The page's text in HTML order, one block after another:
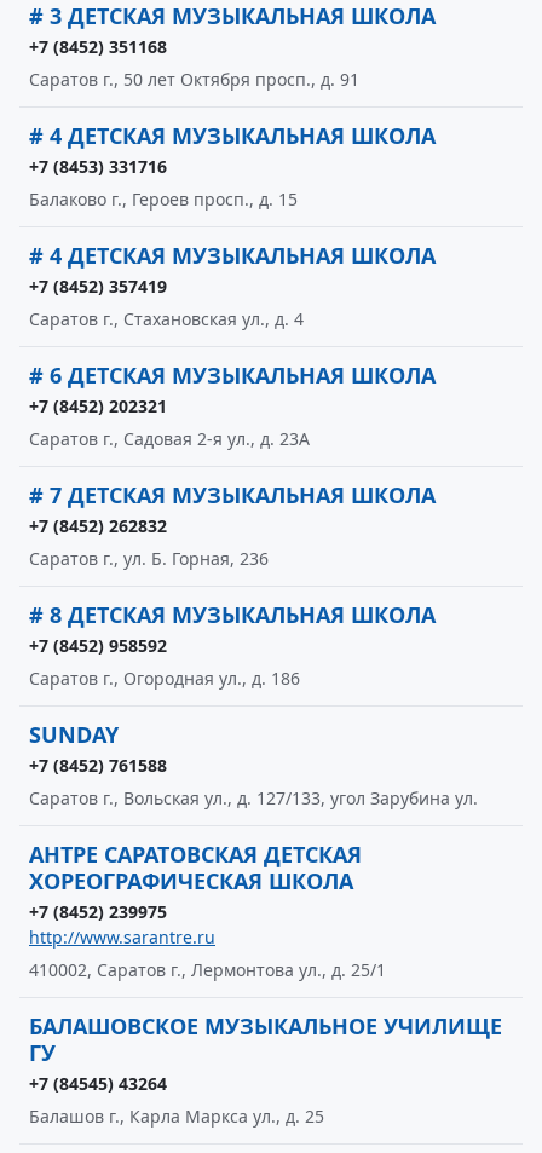
# 3 ДЕТСКАЯ МУЗЫКАЛЬНАЯ ШКОЛА
+7 (8452) 351168
Саратов г., 50 лет Октября просп., д. 91
# 4 ДЕТСКАЯ МУЗЫКАЛЬНАЯ ШКОЛА
+7 (8453) 331716
Балаково г., Героев просп., д. 15
# 4 ДЕТСКАЯ МУЗЫКАЛЬНАЯ ШКОЛА
+7 (8452) 357419
Саратов г., Стахановская ул., д. 4
# 6 ДЕТСКАЯ МУЗЫКАЛЬНАЯ ШКОЛА
+7 (8452) 202321
Саратов г., Садовая 2-я ул., д. 23А
# 7 ДЕТСКАЯ МУЗЫКАЛЬНАЯ ШКОЛА
+7 (8452) 262832
Саратов г., ул. Б. Горная, 236
# 8 ДЕТСКАЯ МУЗЫКАЛЬНАЯ ШКОЛА
+7 (8452) 958592
Саратов г., Огородная ул., д. 186
SUNDAY
+7 (8452) 761588
Саратов г., Вольская ул., д. 127/133, угол Зарубина ул.
АНТРЕ САРАТОВСКАЯ ДЕТСКАЯ
ХОРЕОГРАФИЧЕСКАЯ ШКОЛА
+7 (8452) 239975
http://www.sarantre.ru
410002, Саратов г., Лермонтова ул., д. 25/1
БАЛАШОВСКОЕ МУЗЫКАЛЬНОЕ УЧИЛИЩЕ
ГУ
+7 (84545) 43264
Балашов г., Карла Маркса ул., д. 25